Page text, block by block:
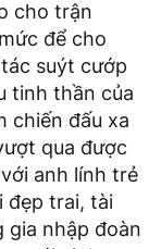
cho trận
để cho
suýt cướp
tinh thần của
chiến đấu xa
qua được
anh lính trẻ
đẹp trai, tài
gia nhập đoàn